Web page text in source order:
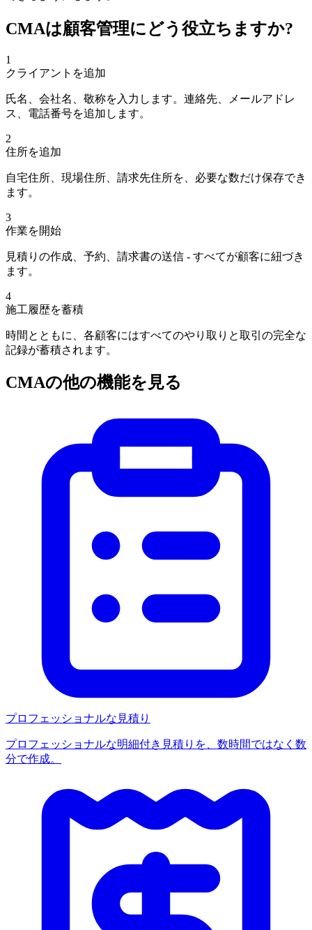
CMAは顧客管理にどう役立ちますか?
1
クライアントを追加
氏名、会社名、敬称を入力します。連絡先、メールアドレ
ス、電話番号を追加します。
2
住所を追加
自宅住所、現場住所、請求先住所を、必要な数だけ保存でき
ます。
3
作業を開始
見積りの作成、予約、請求書の送信 - すべてが顧客に紐づき
ます。
4
施工履歴を蓄積
時間とともに、各顧客にはすべてのやり取りと取引の完全な
記録が蓄積されます。
CMAの他の機能を見る
プロフェッショナルな見積り
プロフェッショナルな明細付き見積りを、数時間ではなく数
分で作成。